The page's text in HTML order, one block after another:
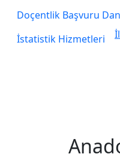
Doçentlik Başvuru
İstatistik Hizmetleri